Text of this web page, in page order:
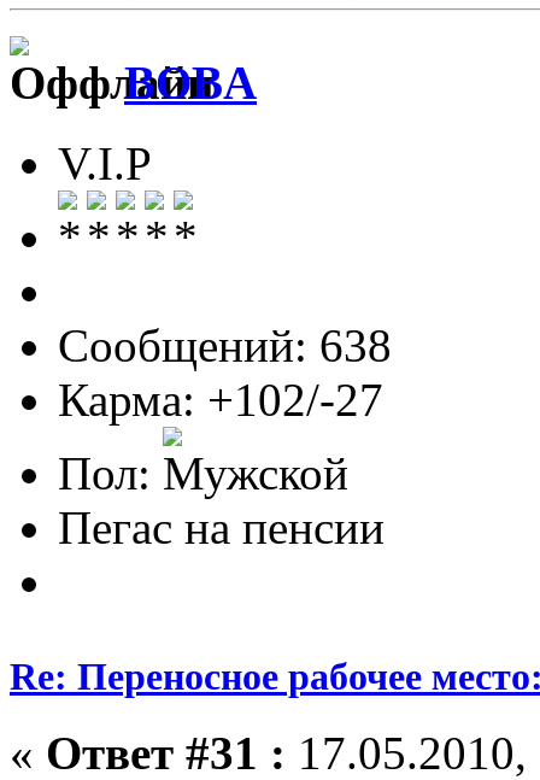
BOBA
V.I.P
Сообщений: 638
Карма: +102/-27
Пол:
Пегас на пенсии
Re: Переносное рабочее
« Ответ #31 :